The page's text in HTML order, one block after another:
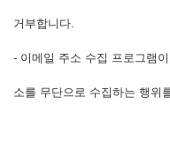
거부합니다.
- 이메일 주소 수집 프로그램
소를 무단으로 수집하는 행위